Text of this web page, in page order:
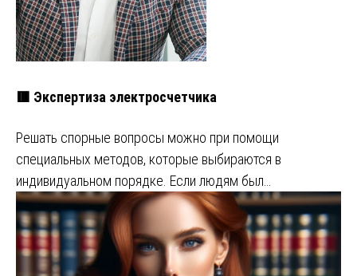
🟥 Экспертиза электросчетчика
Решать спорные вопросы можно при помощи
специальных методов, которые выбираются в
индивидуальном порядке. Если людям был…